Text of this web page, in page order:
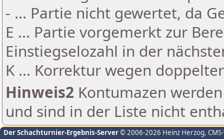
- ... Partie nicht gewertet, da
E ... Partie vorgemerkt zur
Einstiegselozahl in der
K ... Korrektur wegen
Hinweis2 Kontumazen
und sind in der Liste nicht
Der Schachturnier-Ergebnis-Server© 2006-2026 Heinz Herzog,